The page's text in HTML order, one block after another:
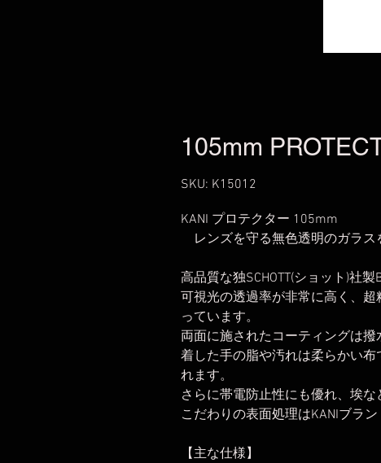
105mm
SKU: K15012
KANI プロテクター 105mm
レンズを守る無色透明のガラス
高品質な独SCHOTT(ショット)社製
可視光の透過率が非常に高く、
っています。
両面に施されたコーティングは
着した手の脂や汚れは柔らかい
れます。
さらに帯電防止性にも優れ、埃な
こだわりの表面処理はKANIブラン
【主な仕様】